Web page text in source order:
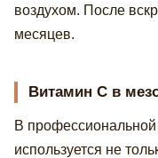
воздухом. После
месяцев.
Витамин С в
В
используется не